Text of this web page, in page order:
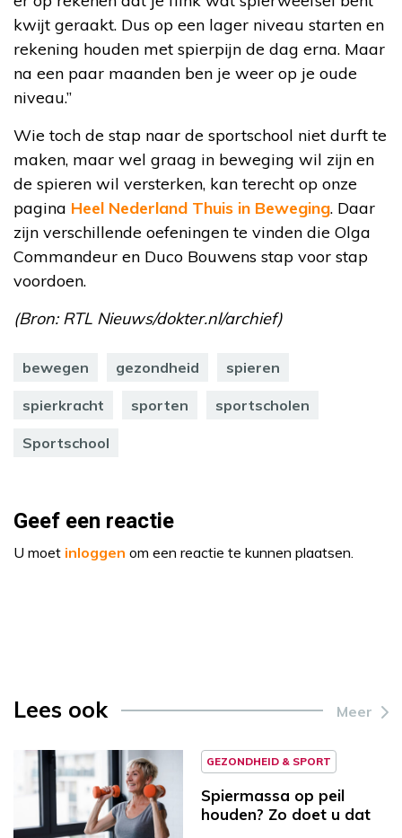
kwijt geraakt. Dus op een lager niveau starten en
rekening houden met spierpijn de dag erna. Maar
na een paar maanden ben je weer op je oude
niveau.”
Wie toch de stap naar de sportschool niet durft te
maken, maar wel graag in beweging wil zijn en
de spieren wil versterken, kan terecht op onze
pagina Heel Nederland Thuis in Beweging. Daar
zijn verschillende oefeningen te vinden die Olga
Commandeur en Duco Bouwens stap voor stap
voordoen.
(Bron: RTL Nieuws/dokter.nl/archief)
bewegen gezondheid spieren
spierkracht sporten sportscholen
Sportschool
Geef een reactie
U moet inloggen om een reactie te kunnen plaatsen.
Lees ook Meer
GEZONDHEID & SPORT
Spiermassa op peil
houden? Zo doet u dat